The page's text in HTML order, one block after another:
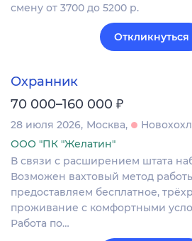
смену от 3700 до 5200 р.
Откликнуться
Охранник
70 000–160 000 ₽
28 июля 2026 Москва
ООО "ПК "Желатин"
В связи с расширением штата
Возможен вахтовый метод
предоставляем бесплатное,
проживание с комфортными
Работа по…